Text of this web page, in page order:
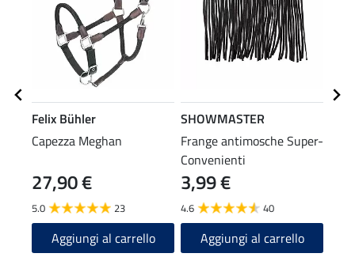
Felix Bühler
Capezza Meghan
27,90 €
5.0 23
Aggiungi al carrello
SHOWMASTER
Frange antimosche Super-
Convenienti
3,99 €
4.6 40
Aggiungi al carrello